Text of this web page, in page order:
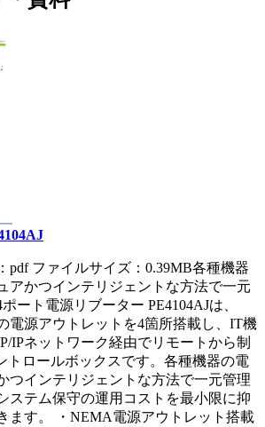
pdf ファイルサイズ：0.39MB各種機器
アかつインテリジェントな方法で一元
ート電源リブーター PE4104AJは、
電源アウトレットを4箇所搭載し、IT機
IPネットワーク経由でリモートから制
トロールボックスです。各種機器の電
つインテリジェントな方法で一元管理
ステム保守の運用コストを最小限に抑
ます。 ・NEMA電源アウトレット搭載